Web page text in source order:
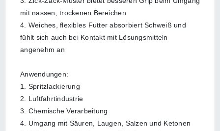
mit nassen, trockenen Bereichen
4. Weiches, flexibles Futter absorbiert Schweiß und
fühlt sich auch bei Kontakt mit Lösungsmitteln
angenehm an
Anwendungen:
1. Spritzlackierung
2. Luftfahrtindustrie
3. Chemische Verarbeitung
4. Umgang mit Säuren, Laugen, Salzen und Ketonen